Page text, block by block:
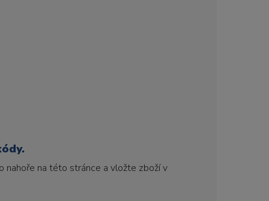
nahoře na této stránce a vložte zboží v